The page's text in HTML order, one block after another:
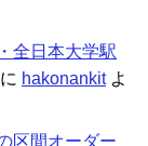
全日本大学駅
に hakonankitよ
区間オーダー